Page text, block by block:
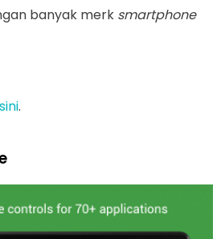
banyak merk smartphone
sini.